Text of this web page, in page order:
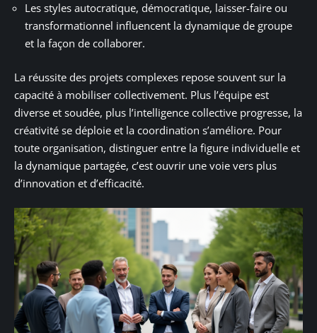
Les styles autocratique, démocratique, laisser-faire ou
transformationnel influencent la dynamique de groupe
et la façon de collaborer.
La réussite des projets complexes repose souvent sur la
capacité à mobiliser collectivement. Plus l’équipe est
diverse et soudée, plus l’intelligence collective progresse, la
créativité se déploie et la coordination s’améliore. Pour
toute organisation, distinguer entre la figure individuelle et
la dynamique partagée, c’est ouvrir une voie vers plus
d’innovation et d’efficacité.